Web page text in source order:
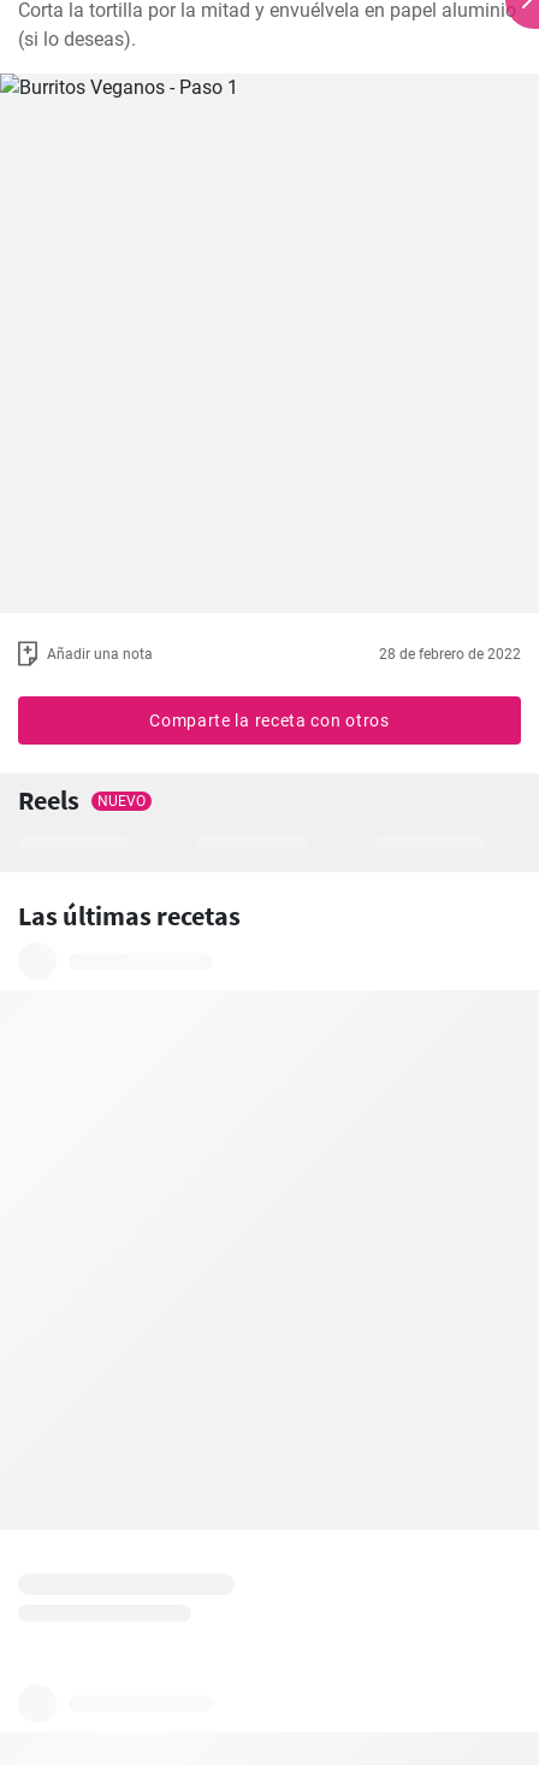
Corta la tortilla por la mitad y envuélvela en papel aluminio
(si lo deseas).
Añadir una nota 28 de febrero de 2022
Comparte la receta con otros
Reels NUEVO
Las últimas recetas